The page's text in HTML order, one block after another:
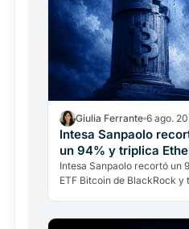
Giulia Ferrante 6 ago.
Intesa Sanpaolo
un 94% y triplica
Intesa Sanpaolo recortó un
ETF Bitcoin de BlackRock y